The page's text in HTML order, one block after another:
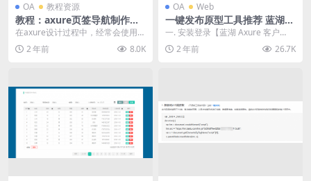
OA 教程资源
教程：axure页签导航制作教
程（复用性高）｜axurehub
设计教程
在axure设计过程中，经常会使用到
页签导航，往往需要区别选中和未
选中效果时，那...
2 年前 8.0K
OA Web
一键发布原型工具推荐 蓝湖A
xure客户端｜axurehub设计
教程
一. 安装登录【蓝湖 Axure 客户
端】 蓝湖【Axure 客户端】下载地
址 ...2 年前 26.7K